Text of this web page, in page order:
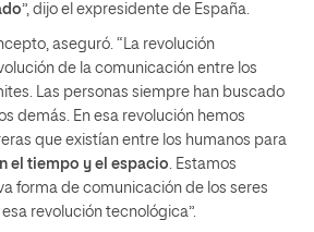
”, dijo el expresidente de España.
aseguró. “La revolución
de la comunicación entre los
Las personas siempre han buscado
demás. En esa revolución hemos
que existían entre los humanos para
el tiempo y el espacio. Estamos
forma de comunicación de los seres
revolución tecnológica”.